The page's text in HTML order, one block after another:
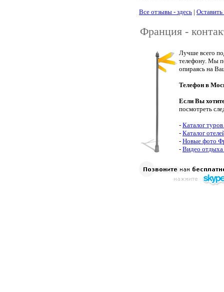
Все отзывы - здесь |
Франция -
Лучше всего
телефону. Мы
опираясь на
Телефон в
Если Вы
посмотреть
- Каталог
- Каталог
- Новые фото
- Видео